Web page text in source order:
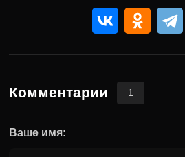
Комментарии 1
Ваше имя: